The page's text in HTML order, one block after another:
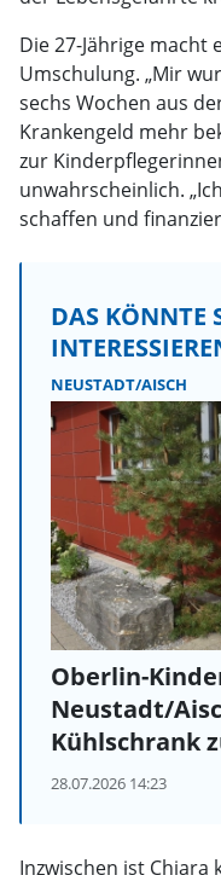
Die 27-Jährige macht
Umschulung. „Mir
sechs Wochen aus
Krankengeld mehr
zur
unwahrscheinlich.
schaffen und
DAS KÖNNTE
NEUSTADT/AISCH
Oberlin-
Neustadt/
Kühlschrank
28.07.2026 14:23
Inzwischen ist Chiara